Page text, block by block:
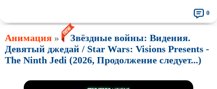
0
Анимация »
Звёздные войны: Видения.
Девятый джедай / Star Wars: Visions Presents -
The Ninth Jedi (2026, Продолжение следует...)